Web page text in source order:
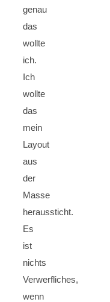
genau
das
wollte
ich.
Ich
wollte
das
mein
Layout
aus
der
Masse
heraussticht.
Es
ist
nichts
Verwerfliches,
wenn